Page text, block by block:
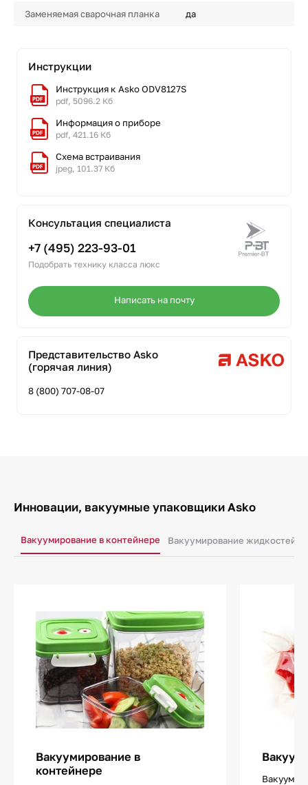
Заменяемая сварочная планка да
Инструкции
Инструкция к Asko ODV8127S
pdf, 5096.2 Кб
Информация о приборе
pdf, 421.16 Кб
Схема встраивания
jpeg, 101.37 Кб
Консультация специалиста
+7 (495) 223-93-01
Подобрать технику класса люкс
Написать на почту
Представительство Asko
(горячая линия)
8 (800) 707-08-07
Инновации, вакуумные упаковщики Asko
Вакуумирование в контейнере Вакуумирование жидкостей
Вакуумирование в
контейнере